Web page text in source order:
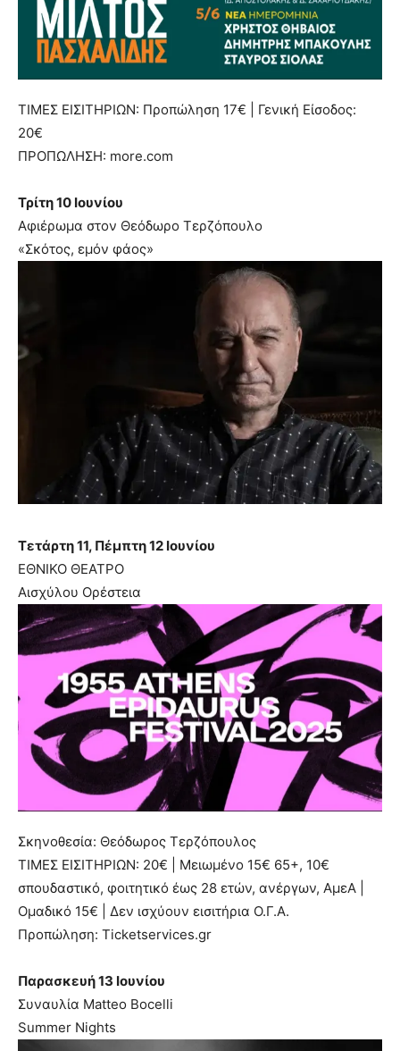
ΤΙΜΕΣ ΕΙΣΙΤΗΡΙΩΝ: Προπώληση 17€ | Γενική Είσοδος:
20€
ΠΡΟΠΩΛΗΣΗ: more.com
Τρίτη 10 Ιουνίου
Αφιέρωμα στον Θεόδωρο Τερζόπουλο
«Σκότος, εμόν φάος»
Τετάρτη 11, Πέμπτη 12 Ιουνίου
ΕΘΝΙΚΟ ΘΕΑΤΡΟ
Αισχύλου Ορέστεια
Σκηνοθεσία: Θεόδωρος Τερζόπουλος
ΤΙΜΕΣ ΕΙΣΙΤΗΡΙΩΝ: 20€ | Μειωμένο 15€ 65+, 10€
σπουδαστικό, φοιτητικό έως 28 ετών, ανέργων, ΑμεΑ |
Ομαδικό 15€ | Δεν ισχύουν εισιτήρια Ο.Γ.Α.
Προπώληση: Ticketservices.gr
Παρασκευή 13 Ιουνίου
Συναυλία Matteo Bocelli
Summer Nights